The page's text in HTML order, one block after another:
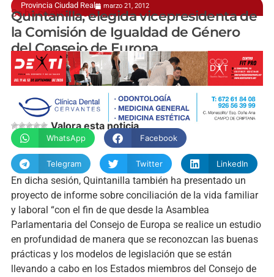
Provincia Ciudad Real marzo 21, 2012
Se ha celebrado en París
Quintanilla, elegida vicepresidenta de
la Comisión de Igualdad de Género
del Consejo de Europa
manchainformacion.com
Valora esta noticia
WhatsApp Facebook
Telegram Twitter LinkedIn
En dicha sesión, Quintanilla también ha presentado un
proyecto de informe sobre conciliación de la vida familiar
y laboral “con el fin de que desde la Asamblea
Parlamentaria del Consejo de Europa se realice un estudio
en profundidad de manera que se reconozcan las buenas
prácticas y los modelos de legislación que se están
llevando a cabo en los Estados miembros del Consejo de